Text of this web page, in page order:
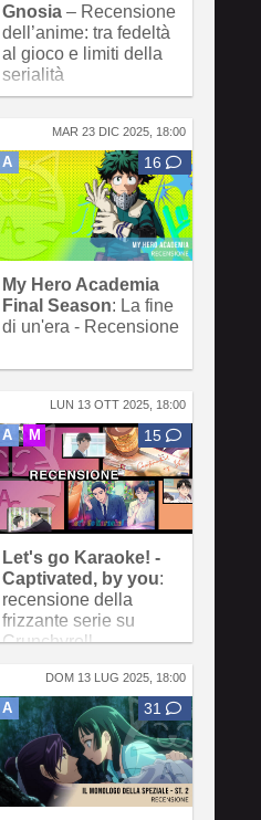
Gnosia– Recensione
dell’anime: tra fedeltà
al gioco e limiti della
serialità
MAR 23 DIC 2025, 18:00
A 16
My Hero Academia
Final Season: La fine
di un'era - Recensione
LUN 13 OTT 2025, 18:00
A M 15
Let's go Karaoke! -
Captivated, by you:
recensione della
frizzante serie su
Crunchyroll
DOM 13 LUG 2025, 18:00
A 31